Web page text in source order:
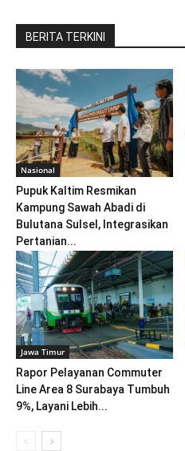
BERITA TERKINI
Nasional
Pupuk Kaltim Resmikan
Kampung Sawah Abadi di
Bulutana Sulsel, Integrasikan
Pertanian...
Jawa Timur
Rapor Pelayanan Commuter
Line Area 8 Surabaya Tumbuh
9%, Layani Lebih...